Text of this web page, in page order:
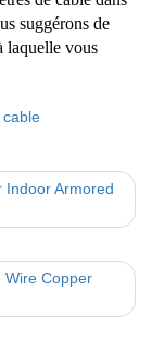
suggérons de
laquelle vous
Indoor Armored
Wire Copper